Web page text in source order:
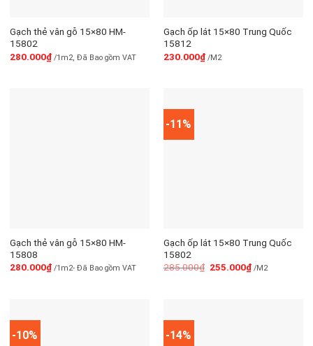
Gạch thẻ vân gỗ 15×80 HM-
15802
280.000₫/1m2, Đã Bao gồm VAT
Gạch ốp lát 15×80 Trung Quốc
15812
230.000₫/M2
Gạch thẻ vân gỗ 15×80 HM-
15808
280.000₫/1m2- Đã Bao gồm VAT
-11%
Gạch ốp lát 15×80 Trung Quốc
15802
285.000₫ 255.000₫/M2
-10% -14%